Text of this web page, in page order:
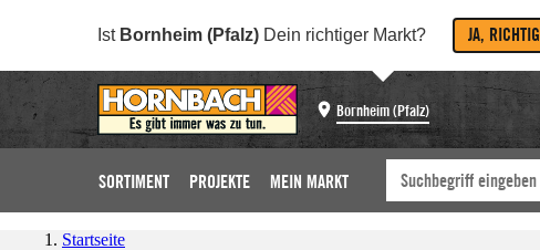
Ist Bornheim (Pfalz) Dein richtiger Markt? JA, RICHTIG
Bornheim (Pfalz)
SORTIMENT PROJEKTE MEIN MARKT
Startseite